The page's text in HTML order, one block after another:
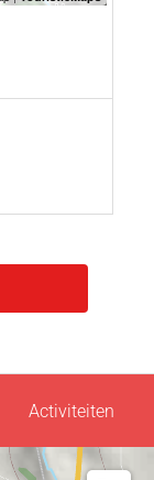
Activiteiten